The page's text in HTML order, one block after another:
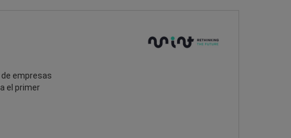
empresas
el primer